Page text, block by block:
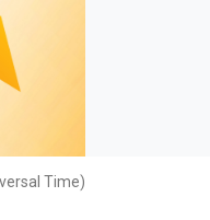
Time)